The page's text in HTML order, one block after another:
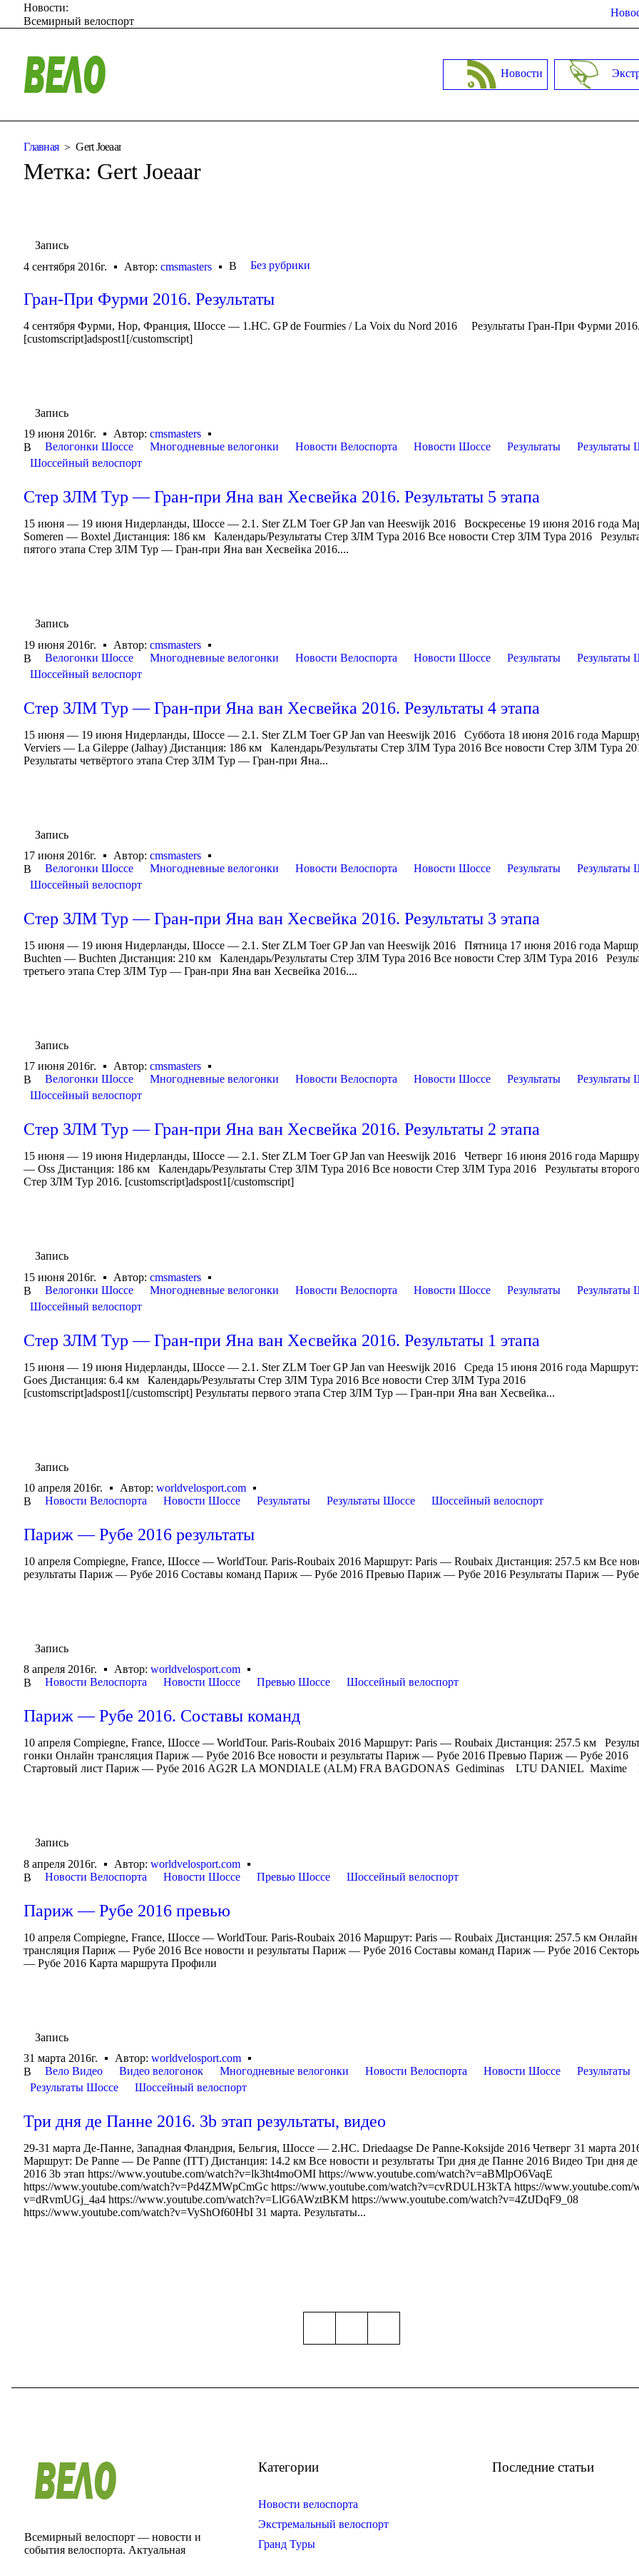
Новости:
Всемирный велоспорт
Новости
Главная Gert Joeaar
Метка: Gert Joeaar
Запись
4 сентября 2016г.
Автор:cmsmasters В Без рубрики
Гран-При Фурми 2016. Результаты
4 сентября Фурми, Нор, Франция, Шоссе — 1.HC. GP de Fourmies / La Voix du Nord 2016 Результаты Гран-При Фурми 2016.
[customscript]adspost1[/customscript]
Запись
19 июня 2016г.
Автор:cmsmasters
В
Велогонки Шоссе Многодневные велогонки Новости Велоспорта Новости Шоссе Результаты
Результаты
Шоссейный велоспорт
Стер ЗЛМ Тур — Гран-при Яна ван Хесвейка 2016. Результаты 5 этапа
15 июня — 19 июня Нидерланды, Шоссе — 2.1. Ster ZLM Toer GP Jan van Heeswijk 2016 Воскресенье 19 июня 2016 года
Someren — Boxtel Дистанция: 186 км Календарь/Результаты Стер ЗЛМ Тура 2016 Все новости Стер ЗЛМ Тура 2016
пятого этапа Стер ЗЛМ Тур — Гран-при Яна ван Хесвейка 2016....
Запись
19 июня 2016г.
Автор:cmsmasters
В
Велогонки Шоссе Многодневные велогонки Новости Велоспорта Новости Шоссе Результаты
Результаты
Шоссейный велоспорт
Стер ЗЛМ Тур — Гран-при Яна ван Хесвейка 2016. Результаты 4 этапа
15 июня — 19 июня Нидерланды, Шоссе — 2.1. Ster ZLM Toer GP Jan van Heeswijk 2016 Суббота 18 июня 2016 года
Verviers — La Gileppe (Jalhay) Дистанция: 186 км Календарь/Результаты Стер ЗЛМ Тура 2016 Все новости Стер ЗЛМ Тура
Результаты четвёртого этапа Стер ЗЛМ Тур — Гран-при Яна...
Запись
17 июня 2016г.
Автор:cmsmasters
В
Велогонки Шоссе Многодневные велогонки Новости Велоспорта Новости Шоссе Результаты
Результаты
Шоссейный велоспорт
Стер ЗЛМ Тур — Гран-при Яна ван Хесвейка 2016. Результаты 3 этапа
15 июня — 19 июня Нидерланды, Шоссе — 2.1. Ster ZLM Toer GP Jan van Heeswijk 2016 Пятница 17 июня 2016 года
Buchten — Buchten Дистанция: 210 км Календарь/Результаты Стер ЗЛМ Тура 2016 Все новости Стер ЗЛМ Тура 2016
третьего этапа Стер ЗЛМ Тур — Гран-при Яна ван Хесвейка 2016....
Запись
17 июня 2016г.
Автор:cmsmasters
В
Велогонки Шоссе Многодневные велогонки Новости Велоспорта Новости Шоссе Результаты
Результаты
Шоссейный велоспорт
Стер ЗЛМ Тур — Гран-при Яна ван Хесвейка 2016. Результаты 2 этапа
15 июня — 19 июня Нидерланды, Шоссе — 2.1. Ster ZLM Toer GP Jan van Heeswijk 2016 Четверг 16 июня 2016 года
— Oss Дистанция: 186 км Календарь/Результаты Стер ЗЛМ Тура 2016 Все новости Стер ЗЛМ Тура 2016 Результаты второго
Стер ЗЛМ Тур 2016. [customscript]adspost1[/customscript]
Запись
15 июня 2016г.
Автор:cmsmasters
В
Велогонки Шоссе Многодневные велогонки Новости Велоспорта Новости Шоссе Результаты
Результаты
Шоссейный велоспорт
Стер ЗЛМ Тур — Гран-при Яна ван Хесвейка 2016. Результаты 1 этапа
15 июня — 19 июня Нидерланды, Шоссе — 2.1. Ster ZLM Toer GP Jan van Heeswijk 2016 Среда 15 июня 2016 года
Goes Дистанция: 6.4 км Календарь/Результаты Стер ЗЛМ Тура 2016 Все новости Стер ЗЛМ Тура 2016
[customscript]adspost1[/customscript] Результаты первого этапа Стер ЗЛМ Тур — Гран-при Яна ван Хесвейка...
Запись
10 апреля 2016г.
Автор:worldvelosport.com
В
Новости Велоспорта Новости Шоссе Результаты Результаты Шоссе Шоссейный велоспорт
Париж — Рубе 2016 результаты
10 апреля Compiegne, France, Шоссе — WorldTour. Paris-Roubaix 2016 Маршрут: Paris — Roubaix Дистанция: 257.5 км Все
результаты Париж — Рубе 2016 Составы команд Париж — Рубе 2016 Превью Париж — Рубе 2016 Результаты Париж —
Запись
8 апреля 2016г.
Автор:worldvelosport.com
В
Новости Велоспорта Новости Шоссе Превью Шоссе Шоссейный велоспорт
Париж — Рубе 2016. Составы команд
10 апреля Compiegne, France, Шоссе — WorldTour. Paris-Roubaix 2016 Маршрут: Paris — Roubaix Дистанция: 257.5 км
гонки Онлайн трансляция Париж — Рубе 2016 Все новости и результаты Париж — Рубе 2016 Превью Париж — Рубе 2016
Стартовый лист Париж — Рубе 2016 AG2R LA MONDIALE (ALM) FRA BAGDONAS Gediminas LTU DANIEL Maxime
Запись
8 апреля 2016г.
Автор:worldvelosport.com
В
Новости Велоспорта Новости Шоссе Превью Шоссе Шоссейный велоспорт
Париж — Рубе 2016 превью
10 апреля Compiegne, France, Шоссе — WorldTour. Paris-Roubaix 2016 Маршрут: Paris — Roubaix Дистанция: 257.5 км Онлайн
трансляция Париж — Рубе 2016 Все новости и результаты Париж — Рубе 2016 Составы команд Париж — Рубе 2016
— Рубе 2016 Карта маршрута Профили
Запись
31 марта 2016г.
Автор:worldvelosport.com
В
Вело Видео Видео велогонок Многодневные велогонки Новости Велоспорта Новости Шоссе
Результаты
Результаты Шоссе
Шоссейный велоспорт
Три дня де Панне 2016. 3b этап результаты, видео
29-31 марта Де-Панне, Западная Фландрия, Бельгия, Шоссе — 2.HC. Driedaagse De Panne-Koksijde 2016 Четверг 31 марта
Маршрут: De Panne — De Panne (ITT) Дистанция: 14.2 км Все новости и результаты Три дня де Панне 2016 Видео Три дня
2016 3b этап https://www.youtube.com/watch?v=lk3ht4moOMI https://www.youtube.com/watch?v=aBMlpO6VaqE
https://www.youtube.com/watch?v=Pd4ZMWpCmGc https://www.youtube.com/watch?v=cvRDULH3kTA https://www.youtube.com/
v=dRvmUGj_4a4 https://www.youtube.com/watch?v=LlG6AWztBKM https://www.youtube.com/watch?v=4ZtJDqF9_08
https://www.youtube.com/watch?v=VyShOf60HbI 31 марта. Результаты...
Всемирный велоспорт — новости и
события велоспорта. Актуальная
Категории
Новости велоспорта
Экстремальный велоспорт
Гранд Туры
Последние статьи